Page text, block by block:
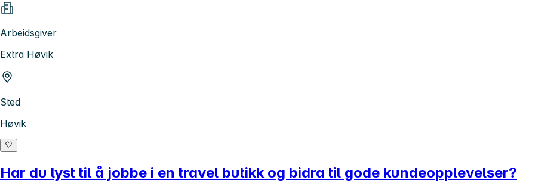
Arbeidsgiver
Extra Høvik
Sted
Høvik
Har du lyst til å jobbe i en travel butikk og bidra til gode kundeopplevelser?